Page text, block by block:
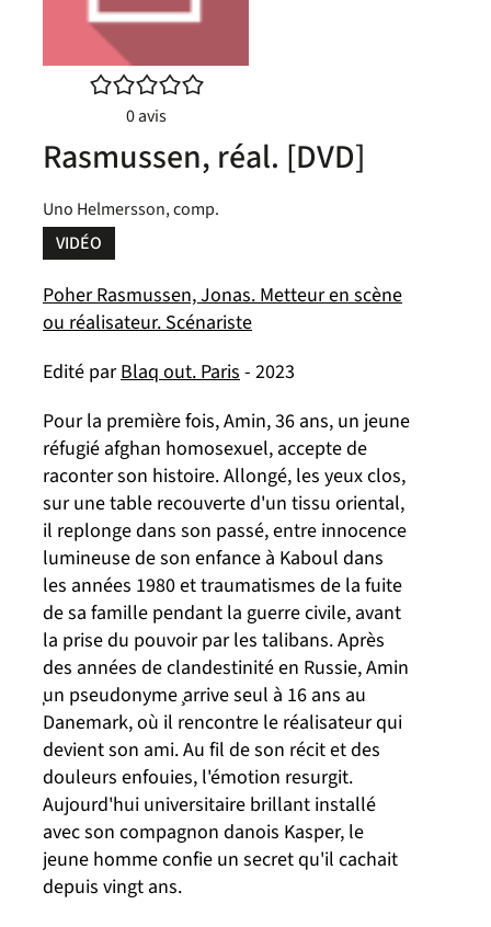
/5
0avis
Rasmussen, réal. [DVD]
Uno Helmersson, comp.
VIDÉO
Poher Rasmussen, Jonas. Metteur en scène
ou réalisateur. Scénariste
Edité parBlaq out. Paris- 2023
Pour la première fois, Amin, 36 ans, un jeune
réfugié afghan homosexuel, accepte de
raconter son histoire. Allongé, les yeux clos,
sur une table recouverte d'un tissu oriental,
il replonge dans son passé, entre innocence
lumineuse de son enfance à Kaboul dans
les années 1980 et traumatismes de la fuite
de sa famille pendant la guerre civile, avant
la prise du pouvoir par les talibans. Après
des années de clandestinité en Russie, Amin
̧un pseudonyme ̧arrive seul à 16 ans au
Danemark, où il rencontre le réalisateur qui
devient son ami. Au fil de son récit et des
douleurs enfouies, l'émotion resurgit.
Aujourd'hui universitaire brillant installé
avec son compagnon danois Kasper, le
jeune homme confie un secret qu'il cachait
depuis vingt ans.